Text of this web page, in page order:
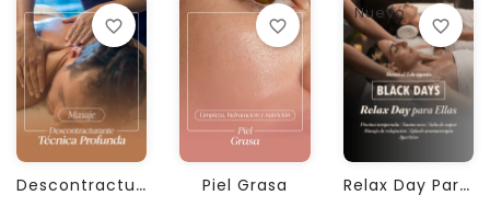
D
Escontracturante +...
favorite_border
Piel Grasa
favorite_border
Nuevo
R
Elax Day Para Ellas
favorite_border